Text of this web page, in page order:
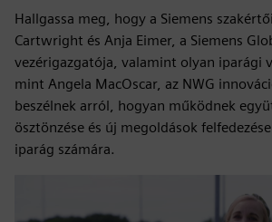
Hallgassa meg, hogy a Siemens
Cartwright és Anja Eimer, a Siemens
vezérigazgatója, valamint olyan iparági
mint Angela MacOscar, az NWG
beszélnek arról, hogyan működnek
ösztönzése és új megoldások
iparág számára.